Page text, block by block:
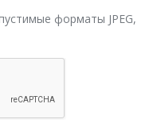
форматы JPEG,